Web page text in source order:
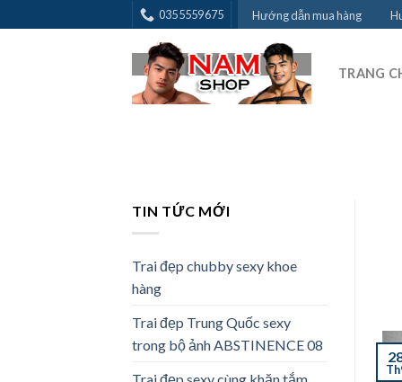
to
0355559675 Hướng dẫn mua hàng
TRANG
TIN TỨC MỚI
Trai đẹp chubby sexy khoe
hàng
Trai đẹp Trung Quốc sexy
trong bộ ảnh ABSTINENCE 08